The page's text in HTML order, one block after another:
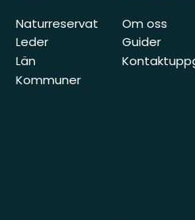
Naturreservat
Leder
Län
Kommuner
Om oss
Guider